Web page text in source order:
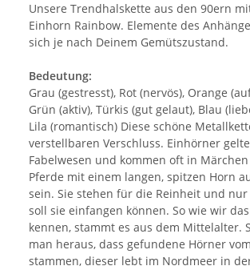
Unsere Trendhalskette aus den 90ern
Einhorn Rainbow. Elemente des
sich je nach Deinem Gemütszustand.
Bedeutung:
Grau (gestresst), Rot (nervös), Orange
Grün (aktiv), Türkis (gut gelaut), Blau
Lila (romantisch) Diese schöne
verstellbaren Verschluss. Einhörner
Fabelwesen und kommen oft in
Pferde mit einem langen, spitzen Horn
sein. Sie stehen für die Reinheit und nur
soll sie einfangen können. So wie wir
kennen, stammt es aus dem Mittelalter.
man heraus, dass gefundene Hörner
stammen, dieser lebt im Nordmeer in